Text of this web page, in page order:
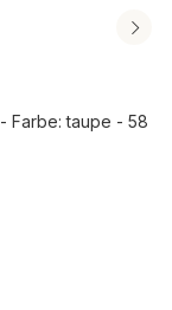
Farbe: taupe - 58